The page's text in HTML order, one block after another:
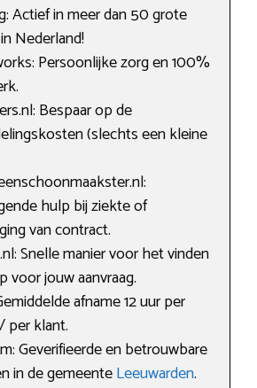
Actief in meer dan 50 grote
Nederland!
Persoonlijke zorg en 100%
Bespaar op de
(slechts een kleine
hulp bij ziekte of
van contract.
Snelle manier voor het vinden
voor jouw aanvraag.
afname 12 uur per
per klant.
Geverifieerde en betrouwbare
in de gemeenteLeeuwarden.